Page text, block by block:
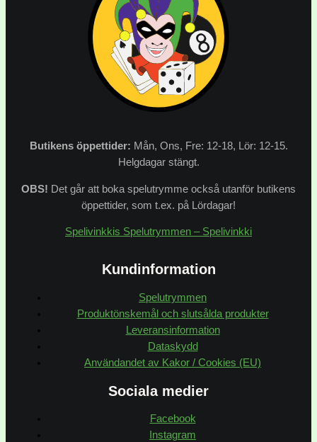
Butikens öppettider: Mån, Ons, Fre: 12-18, Lör: 12-15.
Helgdagar stängt.
OBS! Det går att boka spelutrymme också utanför butikens
öppettider, som t.ex. på Lördagar!
Spelivinkkis Spelutrymmen – Spelivinkki
Kundinformation
Spelutrymmen
Produktönskemål och slutsålda produkter
Leveransinformation
Dataskydd
Användandet av Kakor / Cookies (EU)
Sociala medier
Facebook
Instagram